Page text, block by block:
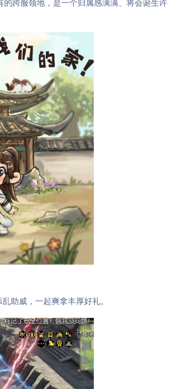
的跨服领地，是一个归属感满满、将会诞生许
助威，一起爽拿丰厚好礼。